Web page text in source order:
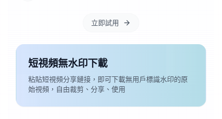
立即試用
短視頻無水印下載
粘貼短視頻分享鏈接，即可下載無用戶標識水印的原
始視頻，自由裁剪、分享、使用